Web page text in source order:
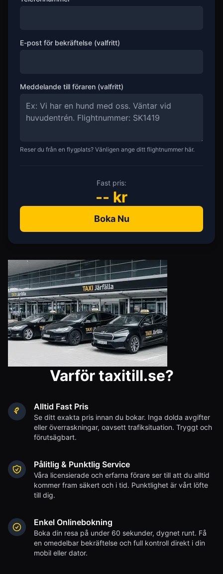
E-post för bekräftelse (valfritt)
Meddelande till föraren (valfritt)
Reser du från en flygplats? Vänligen ange ditt flightnummer här.
Fast pris:
-- kr
Boka Nu
Varför taxitill.se?
Alltid Fast Pris
Se ditt exakta pris innan du bokar. Inga dolda avgifter
eller överraskningar, oavsett trafiksituation. Tryggt och
förutsägbart.
Pålitlig & Punktlig Service
Våra licensierade och erfarna förare ser till att du alltid
kommer fram säkert och i tid. Punktlighet är vårt löfte
till dig.
Enkel Onlinebokning
Boka din resa på under 60 sekunder, dygnet runt. Få
en omedelbar bekräftelse och full kontroll direkt i din
mobil eller dator.